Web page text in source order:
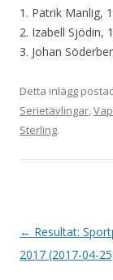
1. Patrik Manlig,
2. Izabell Sjödin,
3. Johan
Detta inlägg
Serietävlingar,
Sterling.
I
n
← Resultat:
2017 (2017-04-